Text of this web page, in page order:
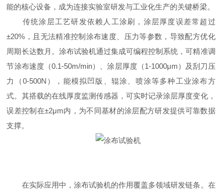
能的核心设备，成为连接实验室研发与工业化生产的关键桥梁。​
传统涂层工艺研发依赖人工涂刷，涂层厚度误差常超过
±20%，且无法精准控制涂布速度、压力等参数，导致配方优化
周期长达数月。涂布试验机通过集成可编程控制系统，可精准调
节涂布速度（0.1-50m/min）、涂层厚度（1-1000μm）及刮刀压
力（0-500N），能模拟凹版、辊涂、喷涂等多种工业涂布方
式。其搭载的在线厚度监测传感器，可实时记录涂层厚度变化，
误差控制在±2μm内，为不同基材的涂层配方研发提供可靠数据
支撑。
在实际应用中，涂布试验机的作用覆盖多领域研发链条。在